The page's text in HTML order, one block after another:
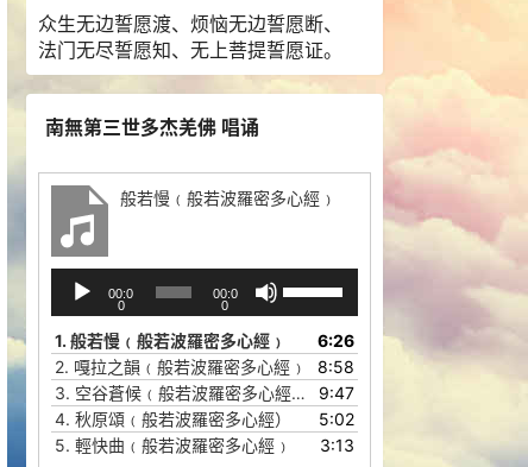
众生无边誓愿渡、烦恼无边誓愿断、
法门无尽誓愿知、无上菩提誓愿证。
南無第三世多杰羌佛 唱诵
般若慢﹙般若波羅密多心經﹚
播
放
器
00:0
0
00:0
0
/
下
箭
头
键
1. 般若慢﹙般若波羅密多心經﹚
6:26
2. 嘎拉之韻﹙般若波羅密多心經﹚
8:58
3. 空谷蒼候﹙般若波羅密多心經﹚
9:47
4. 秋原頌﹙般若波羅密多心經）
5:02
5. 輕快曲﹙般若波羅密多心經﹚ 3:13